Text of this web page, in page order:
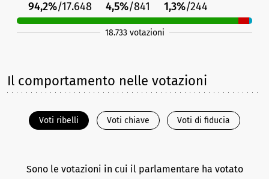
94,2%/17.648 4,5%/841 1,3%/244
18.733 votazioni
Il comportamento nelle votazioni
Voti ribelli Voti chiave Voti di fiducia
Sono le votazioni in cui il parlamentare ha votato